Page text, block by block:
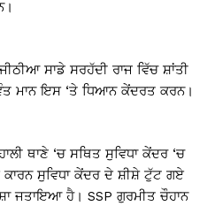
ਸਾਡੇ ਸਰਹੱਦੀ ਰਾਜ ਵਿੱਚ ਸ਼ਾਂਤੀ
ਮਾਨ ਇਸ ‘ਤੇ ਧਿਆਨ ਕੇਂਦਰਤ ਕਰਨ।
ਥਾਣੇ ‘ਚ ਸਥਿਤ ਸੁਵਿਧਾ ਕੇਂਦਰ ‘ਚ
ਸੁਵਿਧਾ ਕੇਂਦਰ ਦੇ ਸ਼ੀਸ਼ੇ ਟੁੱਟ ਗਏ
ਜਤਾਇਆ ਹੈ। SSP ਗੁਰਮੀਤ ਚੌਹਾਨ